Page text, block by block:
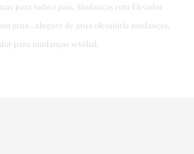
para todo o país, Mudanças com Elevador
grua , aluguer de grua elevatória mudanças,
para mudanças setúbal,